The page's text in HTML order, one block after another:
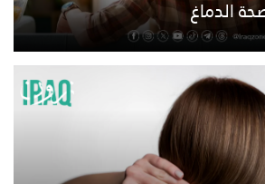
الدماغ